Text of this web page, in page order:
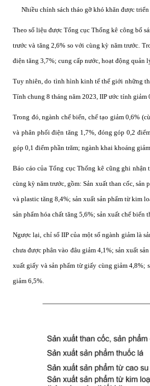
Nhiều chính sách tháo gỡ khó khăn được
Theo số liệu được Tổng cục Thống kê công bố
trước và tăng 2,6% so với cùng kỳ năm trước.
điện tăng 3,7%; cung cấp nước, hoạt động
Tuy nhiên, do tình hình kinh tế thế giới những
Tính chung 8 tháng năm 2023, IIP ước tính
Trong đó, ngành chế biến, chế tạo giảm 0,6%
và phân phối điện tăng 1,7%, đóng góp 0,2
góp 0,1 điểm phần trăm; ngành khai khoáng
Báo cáo của Tổng cục Thống kê cũng ghi
cùng kỳ năm trước, gồm: Sản xuất than cốc, sản
và plastic tăng 8,4%; sản xuất sản phẩm từ kim
sản phẩm hóa chất tăng 5,6%; sản xuất chế biến
Ngược lại, chỉ số IIP của một số ngành giảm là
chưa được phân vào đâu giảm 4,1%; sản xuất
xuất giấy và sản phẩm từ giấy cùng giảm 4,8%;
giảm 6,5%.